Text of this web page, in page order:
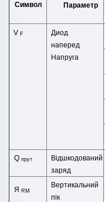
Символ Параметр
VF
Диод
наперед
Напруга
Q прут
Відшкодований
заряд
Я RM
Вертикальний
пік